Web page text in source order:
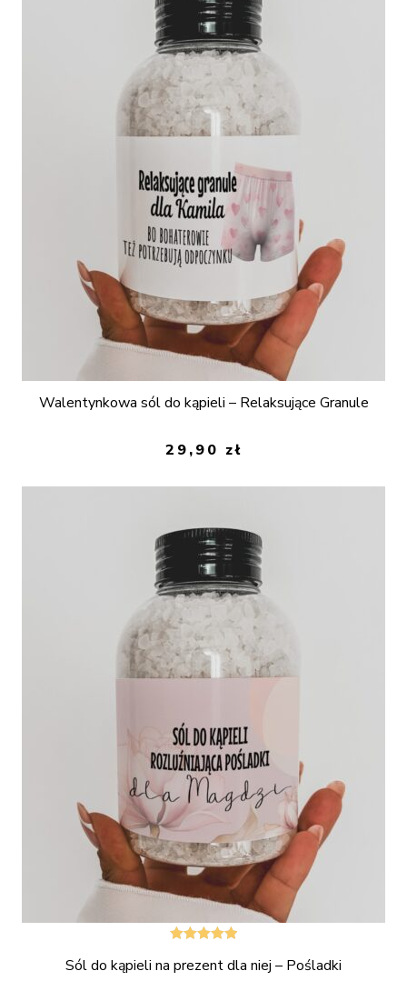
Walentynkowa sól do kąpieli – Relaksujące Granule
29,90 zł
5.00na 5
Sól do kąpieli na prezent dla niej – Pośladki